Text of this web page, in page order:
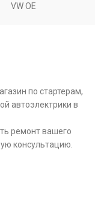
VW OE
по стартерам,
автоэлектрики в
ремонт вашего
консультацию.